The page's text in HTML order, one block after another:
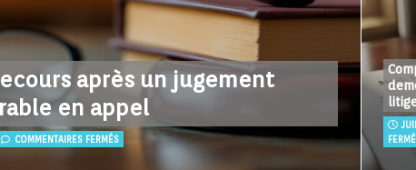
après un jugement
en appel
COMMENTAIRES FERMÉS